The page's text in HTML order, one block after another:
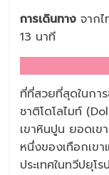
การเดินทาง จากไ
13 นาที
ที่ที่สวยที่สุดในกา
ชาติโดโลไมท์
เขาหินปูน ยอดเ
หนึ่งของเทือกเข
ประเทศในทวีปยุ